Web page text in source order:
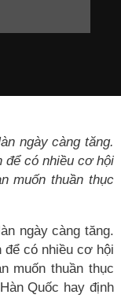
ngày càng tăng.
để có nhiều cơ hội
muốn thuần thục
ngày càng tăng.
để có nhiều cơ hội
muốn thuần thục
Quốc hay định